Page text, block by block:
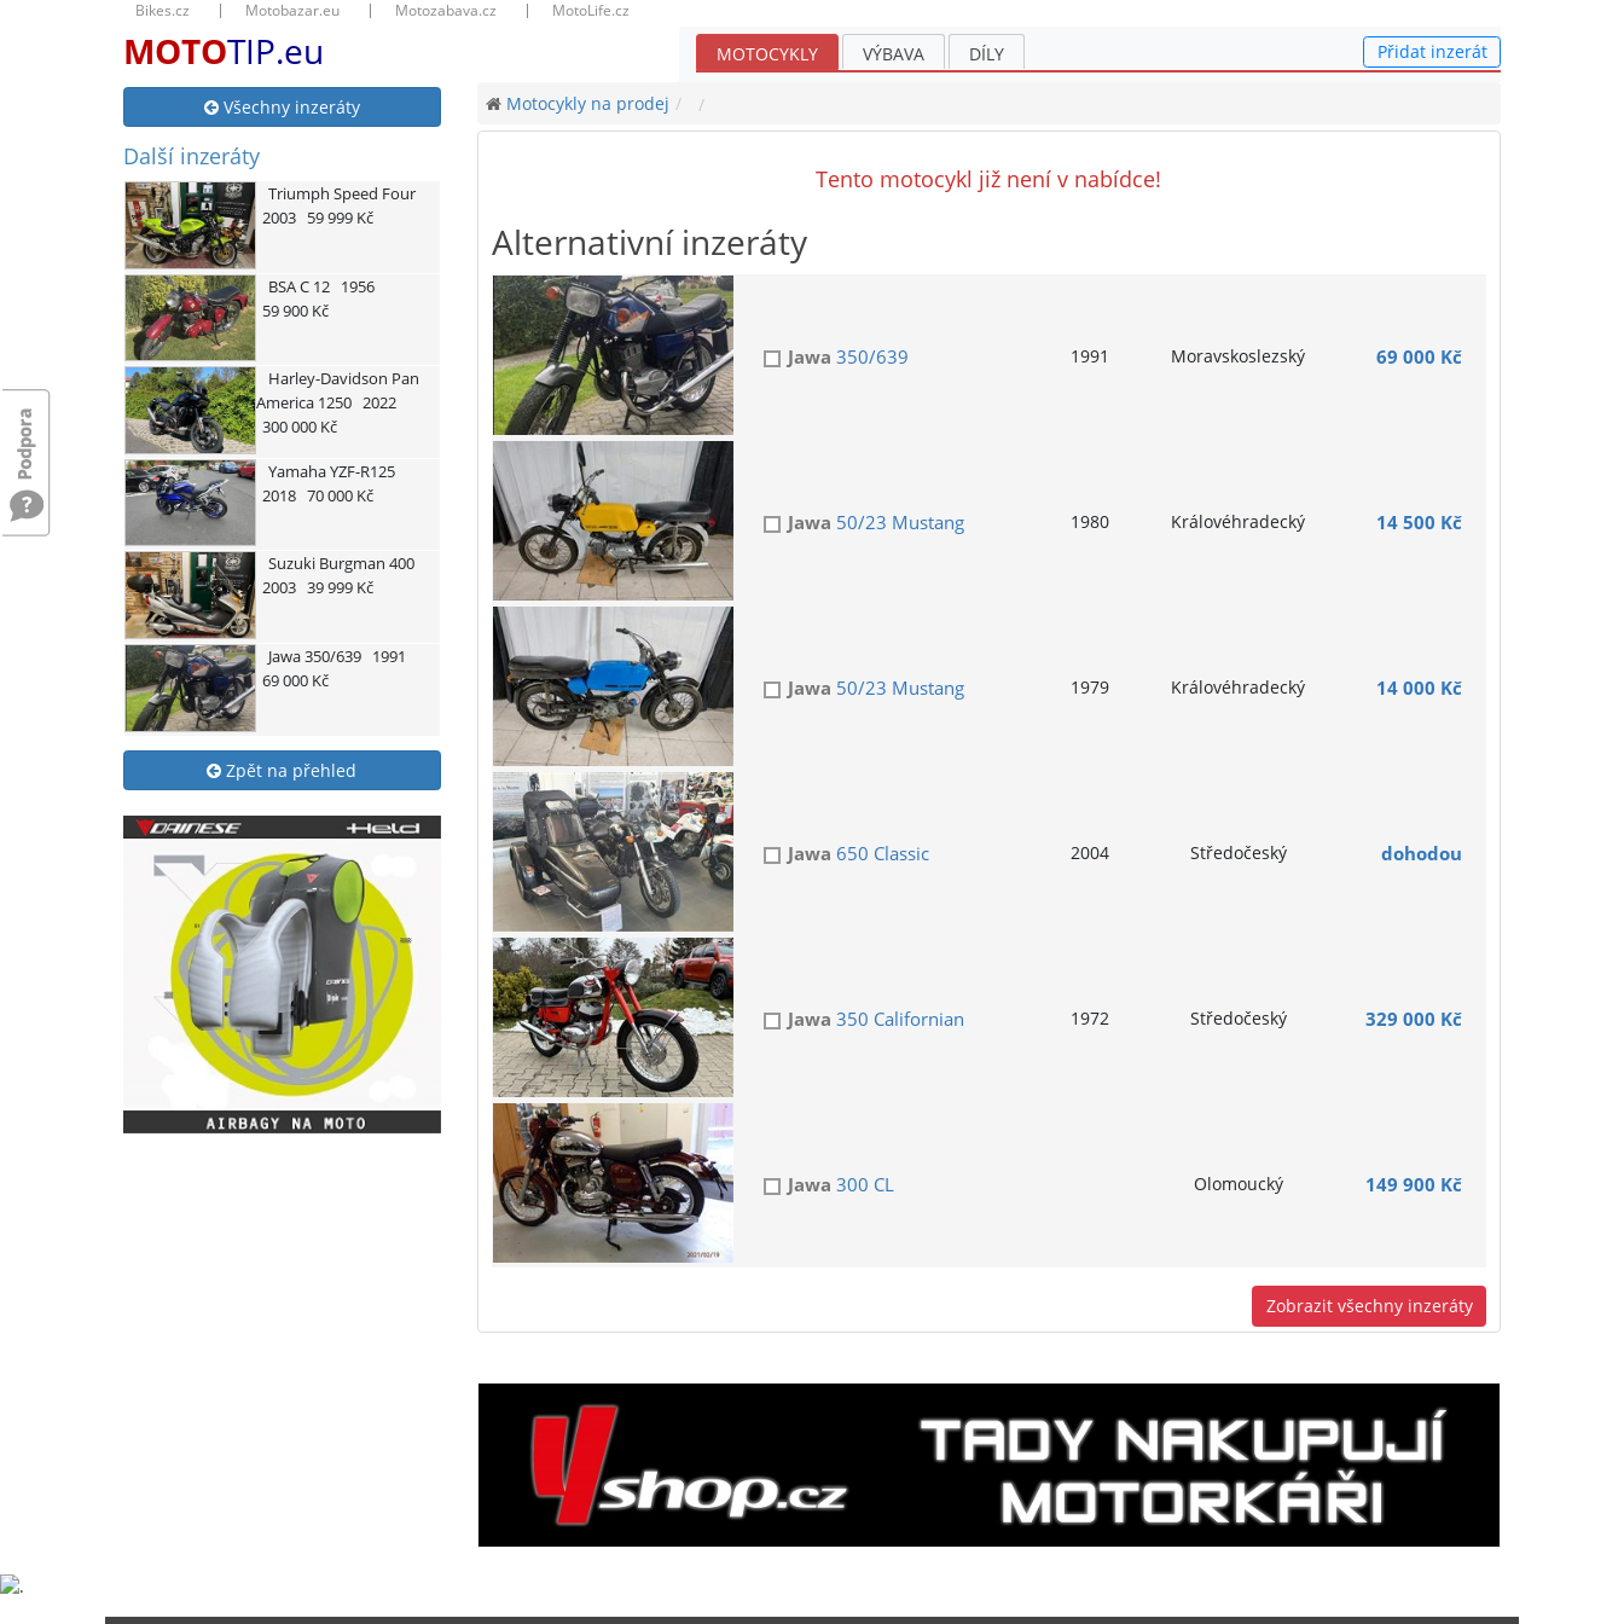
Bikes.cz Motobazar.eu Motozabava.cz MotoLife.cz
MOTOTIP.eu MOTOCYKLY VÝBAVA DÍLY Přidat inzerát
Všechny inzeráty
Další inzeráty
Triumph Speed Four
2003 59 999 Kč
BSAC 12 1956
59 900 Kč
Harley-Davidson Pan
America 1250 2022
300 000 Kč
YamahaYZF-R125
2018 70 000 Kč
SuzukiBurgman 400
2003 39 999 Kč
Jawa350/639 1991
69 000 Kč
Zpět na přehled
Motocykly na prodej
Tento motocykl již není v nabídce!
Alternativní inzeráty
Jawa 350/639 1991 Moravskoslezský 69 000 Kč
Jawa 50/23 Mustang 1980 Královéhradecký 14 500 Kč
Jawa 50/23 Mustang 1979 Královéhradecký 14 000 Kč
Jawa 650 Classic 2004 Středočeský dohodou
Jawa 350 Californian 1972 Středočeský 329 000 Kč
Jawa 300 CL Olomoucký 149 900 Kč
Zobrazit všechny inzeráty